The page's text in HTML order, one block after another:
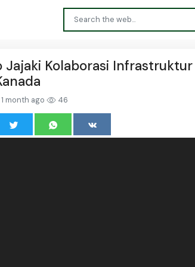
Jajaki Kolaborasi
1 month ago 46